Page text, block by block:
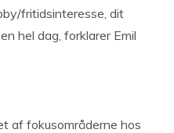
fritidsinteresse, dit
hel dag, forklarer Emil
af fokusområderne hos